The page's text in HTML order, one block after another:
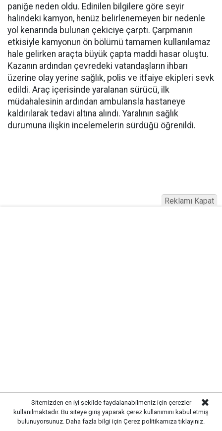
paniğe neden oldu. Edinilen bilgilere göre seyir
halindeki kamyon, henüz belirlenemeyen bir nedenle
yol kenarında bulunan çekiciye çarptı. Çarpmanın
etkisiyle kamyonun ön bölümü tamamen kullanılamaz
hale gelirken araçta büyük çapta maddi hasar oluştu.
Kazanın ardından çevredeki vatandaşların ihbarı
üzerine olay yerine sağlık, polis ve itfaiye ekipleri sevk
edildi. Araç içerisinde yaralanan sürücü, ilk
müdahalesinin ardından ambulansla hastaneye
kaldırılarak tedavi altına alındı. Yaralının sağlık
durumuna ilişkin incelemelerin sürdüğü öğrenildi.
Sitemizden en iyi şekilde faydalanabilmeniz için çerezler
kullanılmaktadır. Bu siteye giriş yaparak çerez kullanımını kabul etmiş
bulunuyorsunuz. Daha fazla bilgi için Çerez politikamıza tıklayınız.
Reklamı Kapat